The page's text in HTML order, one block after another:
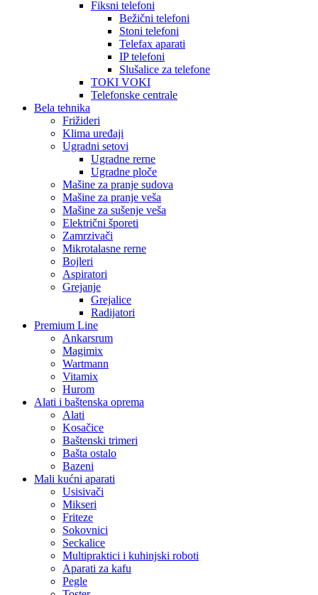
Fiksni telefoni
Bežični telefoni
Stoni telefoni
Telefax aparati
IP telefoni
Slušalice za telefone
TOKI VOKI
Telefonske centrale
Bela tehnika
Frižideri
Klima uređaji
Ugradni setovi
Ugradne rerne
Ugradne ploče
Mašine za pranje sudova
Mašine za pranje veša
Mašine za sušenje veša
Električni šporeti
Zamrzivači
Mikrotalasne rerne
Bojleri
Aspiratori
Grejanje
Grejalice
Radijatori
Premium Line
Ankarsrum
Magimix
Wartmann
Vitamix
Hurom
Alati i baštenska oprema
Alati
Kosačice
Baštenski trimeri
Bašta ostalo
Bazeni
Mali kućni aparati
Usisivači
Mikseri
Friteze
Sokovnici
Seckalice
Multipraktici i kuhinjski roboti
Aparati za kafu
Pegle